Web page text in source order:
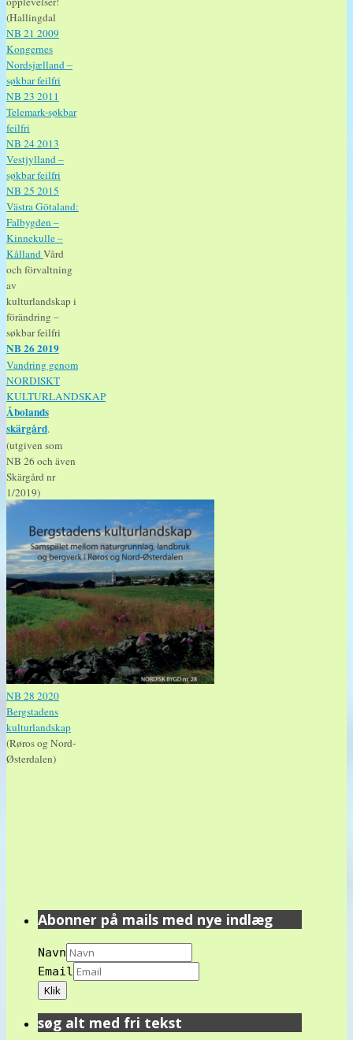
(Hallingdal
NB 21 2009
Kongernes
Nordsjælland –
søkbar feilfri
NB 23 2011
Telemark-søkbar
feilfri
NB 24 2013
Vestjylland –
søkbar feilfri
NB 25 2015
Västra Götaland:
Falbygden –
Kinnekulle –
KållandVård
och förvaltning
av
kulturlandskap i
förändring –
søkbar feilfri
NB 26 2019
Vandring genom
NORDISKT
KULTURLANDSKAP
Åbolands
skärgård.
(utgiven som
NB 26 och även
Skärgård nr
1/2019)
NB 28 2020
Bergstadens
kulturlandskap
(Røros og Nord-
Østerdalen)
Abonner på mails med nye indlæg
Navn
Email
søg alt med fri tekst